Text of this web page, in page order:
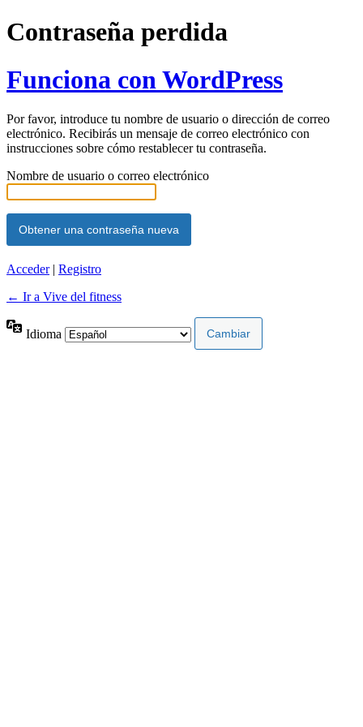
Contraseña perdida
Funciona con WordPress
Por favor, introduce tu nombre de usuario o dirección de correo
electrónico. Recibirás un mensaje de correo electrónico con
instrucciones sobre cómo restablecer tu contraseña.
Nombre de usuario o correo electrónico
Acceder| Registro
← Ir a Vive del fitness
Idioma